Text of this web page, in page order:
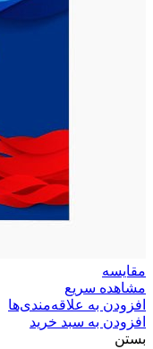
مقایسه
مشاهده سریع
افزودن به علاقه‌مندی‌ها
افزودن به سبد خرید
بستن